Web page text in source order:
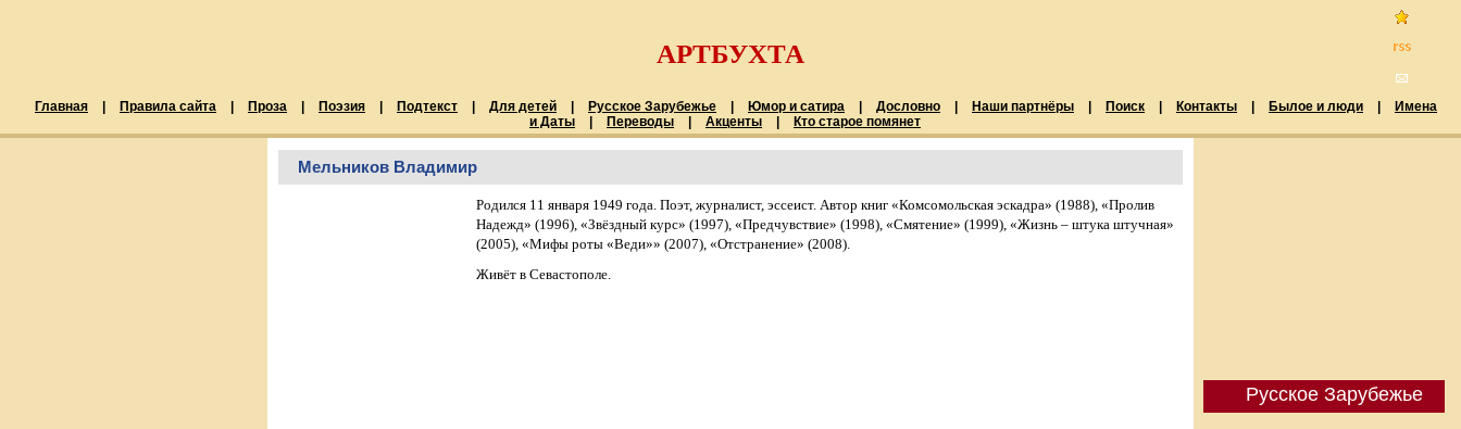
АРТБУХТА
Главная Правила сайта Проза Поэзия Подтекст Для детей Русское Зарубежье Юмор и сатира Дословно Наши партнёры Поиск Контакты Былое и люди
Имена
и Даты
Переводы Акценты Кто старое помянет
Мельников Владимир
Родился 11 января 1949 года. Поэт, журналист, эссеист. Автор книг «Комсомольская эскадра» (1988), «Пролив
Надежд» (1996), «Звёздный курс» (1997), «Предчувствие» (1998), «Смятение» (1999), «Жизнь – штука штучная»
(2005), «Мифы роты «Веди»» (2007), «Отстранение» (2008).
Живёт в Севастополе.
Русское Зарубежье